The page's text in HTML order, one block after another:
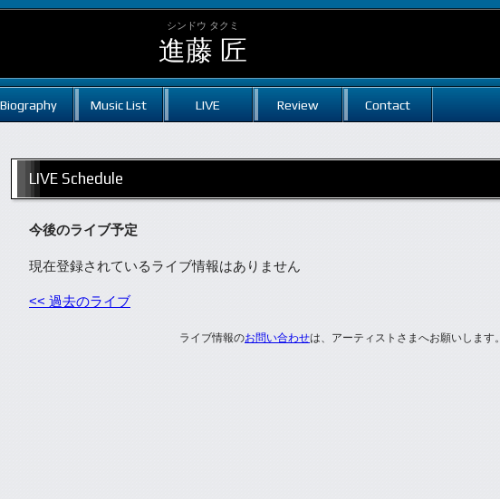
シンドウ タクミ
進藤 匠
Biography Music List LIVE Review Contact
LIVE Schedule
今後のライブ予定
現在登録されているライブ情報はありません
<< 過去のライブ
ライブ情報のお問い合わせは、アーティストさまへお願いします。